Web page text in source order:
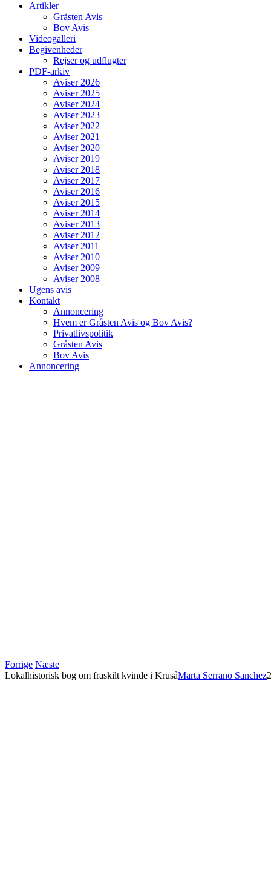
Artikler
Gråsten Avis
Bov Avis
Videogalleri
Begivenheder
Rejser og udflugter
PDF-arkiv
Aviser 2026
Aviser 2025
Aviser 2024
Aviser 2023
Aviser 2022
Aviser 2021
Aviser 2020
Aviser 2019
Aviser 2018
Aviser 2017
Aviser 2016
Aviser 2015
Aviser 2014
Aviser 2013
Aviser 2012
Aviser 2011
Aviser 2010
Aviser 2009
Aviser 2008
Ugens avis
Kontakt
Annoncering
Hvem er Gråsten Avis og Bov Avis?
Privatlivspolitik
Gråsten Avis
Bov Avis
Annoncering
Forrige Næste
Lokalhistorisk bog om fraskilt kvinde i KrusåMarta Serrano Sanchez